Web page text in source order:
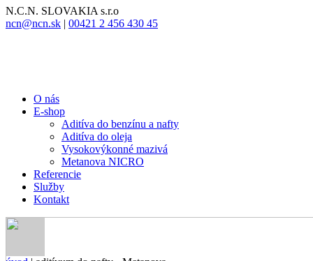
N.C.N. SLOVAKIA s.r.o
ncn@ncn.sk | 00421 2 456 430 45
O nás
E-shop
Aditíva do benzínu a nafty
Aditíva do oleja
Vysokovýkonné mazivá
Metanova NICRO
Referencie
Služby
Kontakt